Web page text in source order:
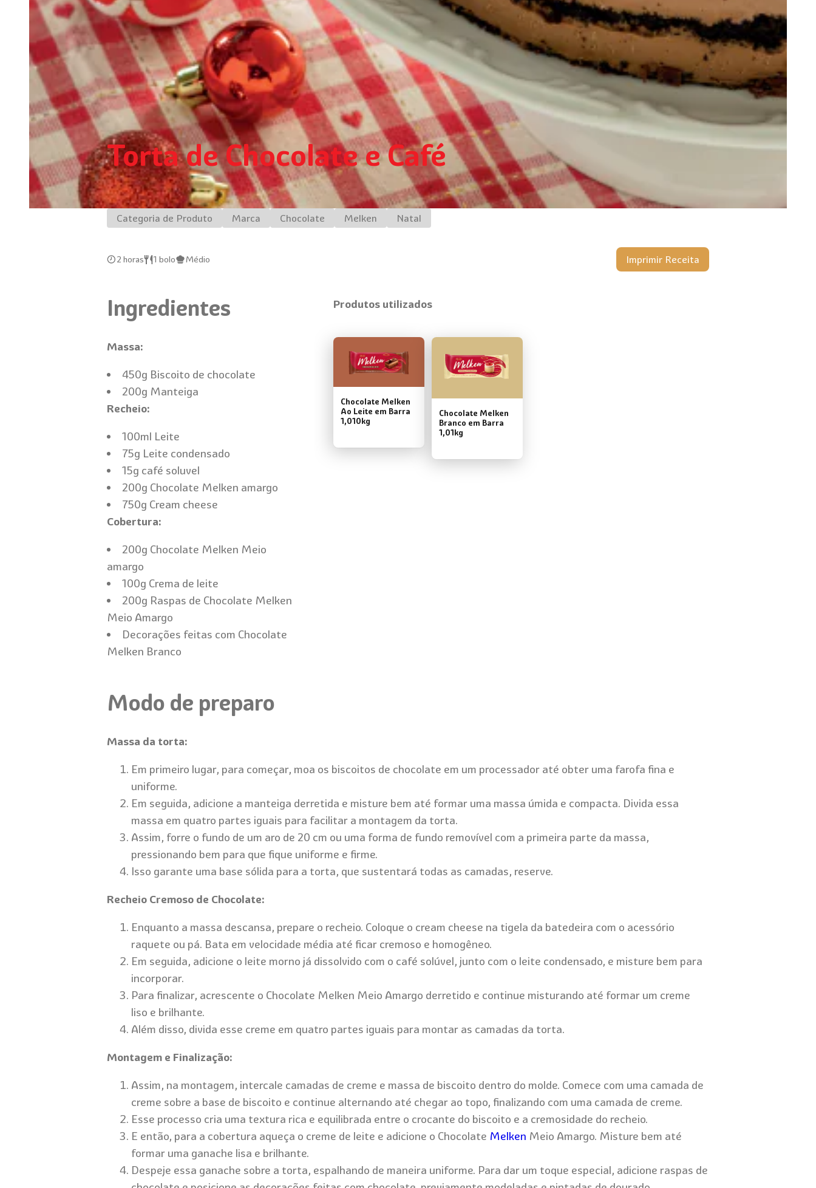
Torta de Chocolate e Café
Categoria de Produto Marca Chocolate Melken Natal
2 horas 1 bolo Médio Imprimir Receita
Ingredientes
Massa:
450g Biscoito de chocolate
200g Manteiga
Recheio:
100ml Leite
75g Leite condensado
15g café soluvel
200g Chocolate Melken amargo
750g Cream cheese
Cobertura:
200g Chocolate Melken Meio
amargo
100g Crema de leite
200g Raspas de Chocolate Melken
Meio Amargo
Decorações feitas com Chocolate
Melken Branco
Produtos utilizados
Chocolate Melken
Ao Leite em Barra
1,010kg
Chocolate Melken
Branco em Barra
1,01kg
Modo de preparo
Massa da torta:
Em primeiro lugar, para começar, moa os biscoitos de chocolate em um processador até obter uma farofa fina e
uniforme.
Em seguida, adicione a manteiga derretida e misture bem até formar uma massa úmida e compacta. Divida essa
massa em quatro partes iguais para facilitar a montagem da torta.
Assim, forre o fundo de um aro de 20 cm ou uma forma de fundo removível com a primeira parte da massa,
pressionando bem para que fique uniforme e firme.
Isso garante uma base sólida para a torta, que sustentará todas as camadas, reserve.
Recheio Cremoso de Chocolate:
Enquanto a massa descansa, prepare o recheio. Coloque o cream cheese na tigela da batedeira com o acessório
raquete ou pá. Bata em velocidade média até ficar cremoso e homogêneo.
Em seguida, adicione o leite morno já dissolvido com o café solúvel, junto com o leite condensado, e misture bem para
incorporar.
Para finalizar, acrescente o Chocolate Melken Meio Amargo derretido e continue misturando até formar um creme
liso e brilhante.
Além disso, divida esse creme em quatro partes iguais para montar as camadas da torta.
Montagem e Finalização:
Assim, na montagem, intercale camadas de creme e massa de biscoito dentro do molde. Comece com uma camada de
creme sobre a base de biscoito e continue alternando até chegar ao topo, finalizando com uma camada de creme.
Esse processo cria uma textura rica e equilibrada entre o crocante do biscoito e a cremosidade do recheio.
E então, para a cobertura aqueça o creme de leite e adicione o Chocolate Melken Meio Amargo. Misture bem até
formar uma ganache lisa e brilhante.
Despeje essa ganache sobre a torta, espalhando de maneira uniforme. Para dar um toque especial, adicione raspas de